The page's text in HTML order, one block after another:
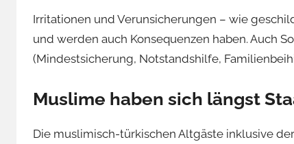
Irritationen und Verunsicherungen – wie
und werden auch Konsequenzen haben. Auch
(Mindestsicherung, Notstandshilfe,
Muslime haben sich längst
Die muslimisch-türkischen Altgäste inklusive